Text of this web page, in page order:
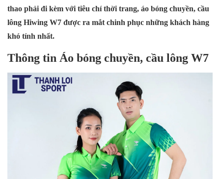
thao phải đi kèm với tiêu chí thời trang, áo bóng chuyền, cầu
lông Hiwing W7 được ra mắt chinh phục những khách hàng
khó tính nhất.
Thông tin Áo bóng chuyền, cầu lông W7